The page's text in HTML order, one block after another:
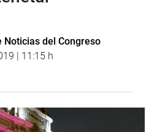
Noticias del Congreso
| 11:15 h